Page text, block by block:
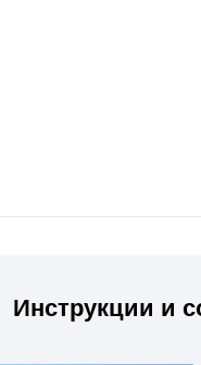
Инструкции и